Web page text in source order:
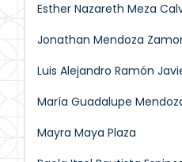
Esther Nazareth Meza
Jonathan Mendoza
Luis Alejandro Ramón
María Guadalupe
Mayra Maya Plaza